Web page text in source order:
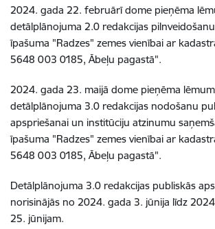
2024. gada 22. februārī dome pieņēma
detālplānojuma 2.0 redakcijas
īpašuma "Radzes" zemes vienībai ar
5648 003 0185, Ābeļu pagastā".
2024. gada 23. maijā dome pieņēma
detālplānojuma 3.0 redakcijas nodošanu
apspriešanai un institūciju atzinumu
īpašuma "Radzes" zemes vienībai ar
5648 003 0185, Ābeļu pagastā".
Detālplānojuma 3.0 redakcijas publiskās
norisinājās no 2024. gada 3. jūnija līdz
25. jūnijam.